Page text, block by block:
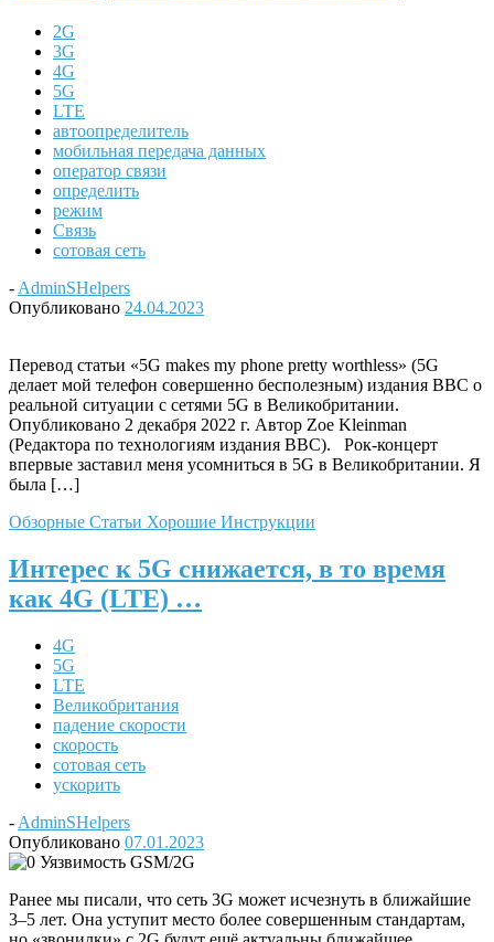
2G
3G
4G
5G
LTE
автоопределитель
мобильная передача данных
оператор связи
определить
режим
Связь
сотовая сеть
- AdminSHelpers
Опубликовано 24.04.2023
Перевод статьи «5G makes my phone pretty worthless» (5G
делает мой телефон совершенно бесполезным) издания BBC о
реальной ситуации с сетями 5G в Великобритании.
Опубликовано 2 декабря 2022 г. Автор Zoe Kleinman
(Редактора по технологиям издания BBC). Рок-концерт
впервые заставил меня усомниться в 5G в Великобритании. Я
была […]
Обзорные Статьи Хорошие Инструкции
Интерес к 5G снижается, в то время
как 4G (LTE) …
4G
5G
LTE
Великобритания
падение скорости
скорость
сотовая сеть
ускорить
- AdminSHelpers
Опубликовано 07.01.2023
Ранее мы писали, что сеть 3G может исчезнуть в ближайшие
3–5 лет. Она уступит место более совершенным стандартам,